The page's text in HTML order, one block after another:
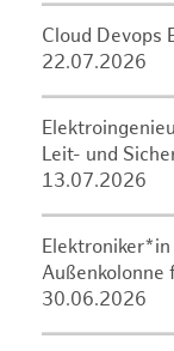
Cloud Devops
22.07.2026
Leit- und
13.07.2026
Außenkolonne
30.06.2026